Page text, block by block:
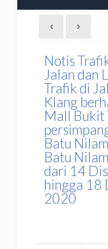
Notis
Jalan dan
Trafik di
Klang
Mall Bukit
Batu
Batu
dari 14
hingga 18
2020